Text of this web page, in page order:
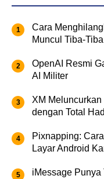
Cara
Muncul Tiba-Tiba
OpenAI Resmi
AI Militer
XM
dengan Total
Pixnapping:
Layar Android
iMessage Punya